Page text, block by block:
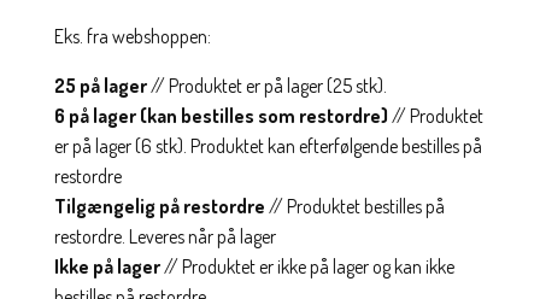
Eks. fra webshoppen:
25 på lager// Produktet er på lager (25 stk).
6 på lager (kan bestilles som restordre) // Produktet
er på lager (6 stk). Produktet kan efterfølgende bestilles på
restordre
Tilgængelig på restordre // Produktet bestilles på
restordre. Leveres når på lager
Ikke på lager// Produktet er ikke på lager og kan ikke